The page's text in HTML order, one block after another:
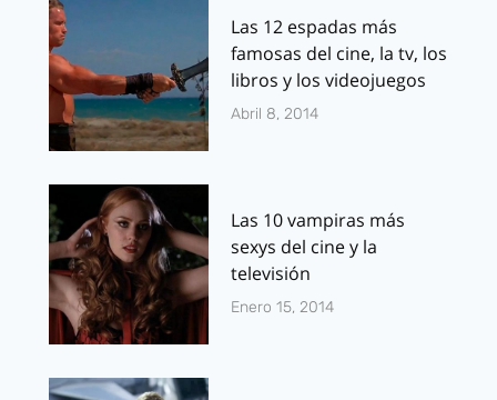
Las 12 espadas más
famosas del cine, la tv, los
libros y los videojuegos
Abril 8, 2014
Las 10 vampiras más
sexys del cine y la
televisión
Enero 15, 2014